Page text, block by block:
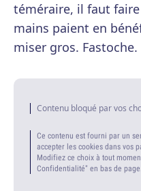
téméraire, il faut
mains paient en
miser gros. Fastoche.
Contenu bloqué par vos
Ce contenu est fourni par un
accepter les cookies dans vos
Modifiez ce choix à tout
Confidentialité" en bas de page.